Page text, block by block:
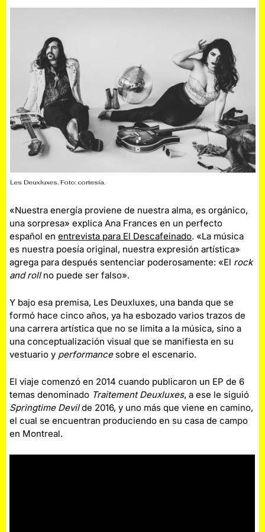
Les Deuxluxes. Foto: cortesía.
«Nuestra energía proviene de nuestra alma, es orgánico,
una sorpresa» explica Ana Frances en un perfecto
español enentrevista para El Descafeinado. «La música
es nuestra poesía original, nuestra expresión artística»
agrega para después sentenciar poderosamente: «El rock
and roll no puede ser falso».
Y bajo esa premisa, Les Deuxluxes, una banda que se
formó hace cinco años, ya ha esbozado varios trazos de
una carrera artística que no se limita a la música, sino a
una conceptualización visual que se manifiesta en su
vestuario y performancesobre el escenario.
El viaje comenzó en 2014 cuando publicaron un EP de 6
temas denominado Traitement Deuxluxes, a ese le siguió
Springtime Devilde 2016, y uno más que viene en camino,
el cual se encuentran produciendo en su casa de campo
en Montreal.